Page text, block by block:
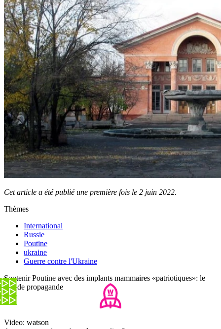
Cet article a été publié une première fois le 2 juin 2022.
Thèmes
International
Russie
Poutine
ukraine
Guerre contre l'Ukraine
Soutenir Poutine avec des implants mammaires «patriotiques»: le
clip de propagande
Video: watson